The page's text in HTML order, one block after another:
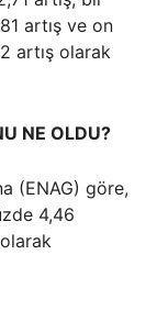
artış ve on
artış olarak
NE OLDU?
(ENAG) göre,
4,46